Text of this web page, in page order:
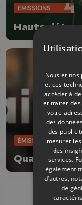
ÉMISSIONS
Hauts
ÉMISSIONS
Quai
Nous et
et des
accéder à
et traiter des
votre
des
des
mesurer
des
services.
également
d’autres,
de